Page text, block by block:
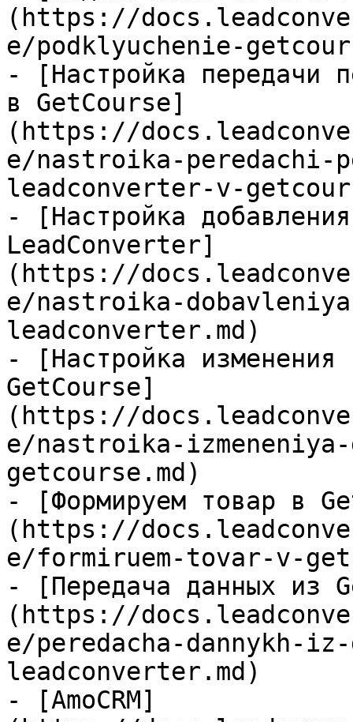
(https://
e/podklyuchenie-
- [Настройка передачи
в GetCourse]
(https://
e/nastroika-peredachi-
leadconverter-v-
- [Настройка
LeadConverter]
(https://
e/nastroika-
leadconverter.md)
- [Настройка изменения
GetCourse]
(https://
e/nastroika-
getcourse.md)
- [Формируем товар в
(https://
e/formiruem-tovar-v-
- [Передача данных из
(https://
e/peredacha-dannykh-
leadconverter.md)
- [AmoCRM]